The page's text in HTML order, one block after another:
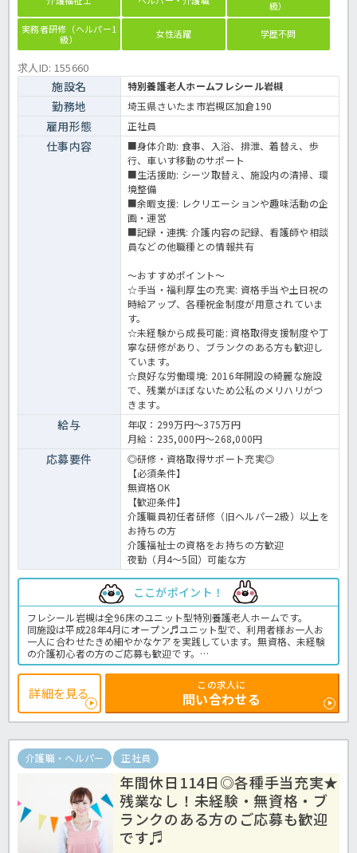
級）
実務者研修（ヘルパー1
級）
女性活躍 学歴不問
求人ID: 155660
施設名 特別養護老人ホームフレシール岩槻
勤務地 埼玉県さいたま市岩槻区加倉190
雇用形態 正社員
仕事内容
■身体介助: 食事、入浴、排泄、着替え、歩
行、車いす移動のサポート
■生活援助: シーツ取替え、施設内の清掃、環
境整備
■余暇支援: レクリエーションや趣味活動の企
画・運営
■記録・連携: 介護内容の記録、看護師や相談
員などの他職種との情報共有
～おすすめポイント～
☆手当・福利厚生の充実: 資格手当や土日祝の
時給アップ、各種祝金制度が用意されていま
す。
☆未経験から成長可能: 資格取得支援制度や丁
寧な研修があり、ブランクのある方も歓迎し
ています。
☆良好な労働環境: 2016年開設の綺麗な施設
で、残業がほぼないため公私のメリハリがつ
きます。
給与
年収：299万円～375万円
月給：235,000円～268,000円
応募要件
◎研修・資格取得サポート充実◎
【必須条件】
無資格OK
【歓迎条件】
介護職員初任者研修（旧ヘルパー2級）以上を
お持ちの方
介護福祉士の資格をお持ちの方歓迎
夜勤（月4～5回）可能な方
ここがポイント！
フレシール岩槻は全96床のユニット型特別養護老人ホームです。
同施設は平成28年4月にオープン♬ユニット型で、利用者様お一人お
一人に合わせたきめ細やかなケアを実践しています。無資格、未経験
の介護初心者の方のご応募も歓迎です。
年間休日は120日に加え、残業時間も少な目で無理なく働いていただ
けますよ。また資格取得支援制度もございますので、入職後の資格取
得ももちろんOK！
介護の経験を積みながら成長していける環境がうれしいですね♬利用
者様に寄り添った介護をして下さる方、ご応募お待ちしています◎
特養での介護業務全般です。＜介護職 正職員 特養の求人＞
詳細を見る
この求人に
問い合わせる
介護職・ヘルパー 正社員
年間休日114日◎各種手当充実★
残業なし！未経験・無資格・ブ
ランクのある方のご応募も歓迎
です♬